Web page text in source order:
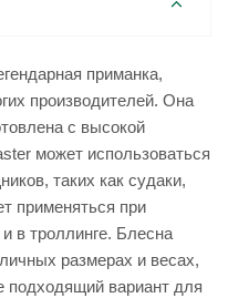
приманка,
производителей. Она
с высокой
может использоваться
таких как судаки,
применяться при
в троллинге. Блесна
размерах и весах,
подходящий вариант для